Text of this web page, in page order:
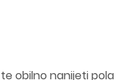
obilno nanijeti pola